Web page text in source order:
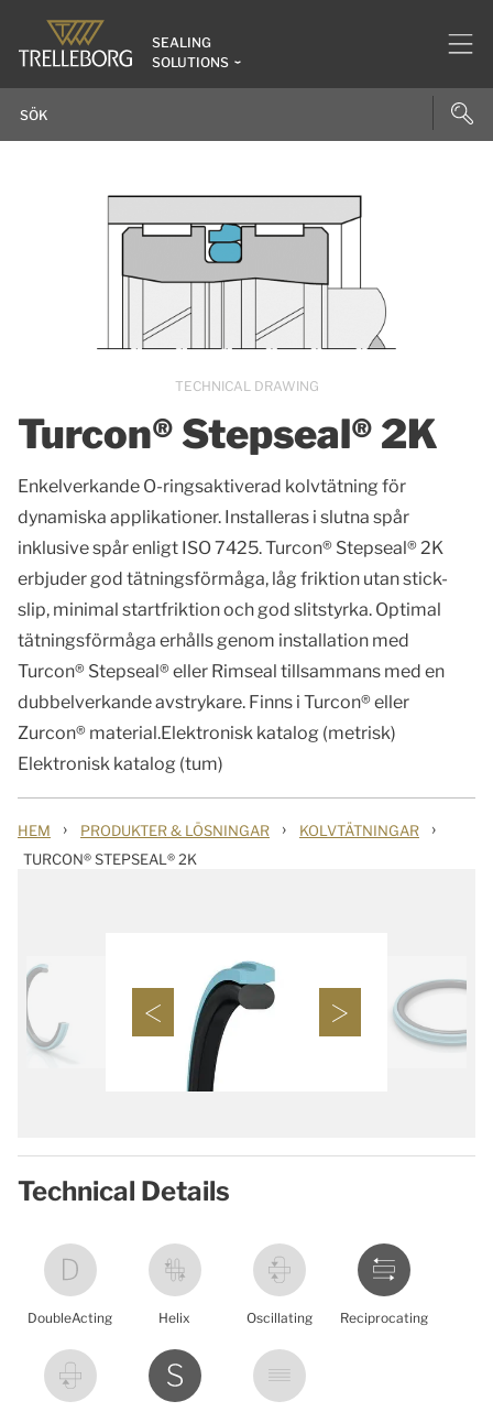
SEALING
SOLUTIONS
Turcon® Stepseal® 2K
Enkelverkande O-ringsaktiverad kolvtätning för
dynamiska applikationer. Installeras i slutna spår
inklusive spår enligt ISO 7425. Turcon® Stepseal® 2K
erbjuder god tätningsförmåga, låg friktion utan stick-
slip, minimal startfriktion och god slitstyrka. Optimal
tätningsförmåga erhålls genom installation med
Turcon® Stepseal® eller Rimseal tillsammans med en
dubbelverkande avstrykare. Finns i Turcon® eller
Zurcon® material.Elektronisk katalog (metrisk)
Elektronisk katalog (tum)
TECHNICAL DRAWING
HEM › PRODUKTER & LÖSNINGAR › KOLVTÄTNINGAR ›
TURCON® STEPSEAL® 2K
Technical Details
DoubleActing Helix Oscillating Reciprocating